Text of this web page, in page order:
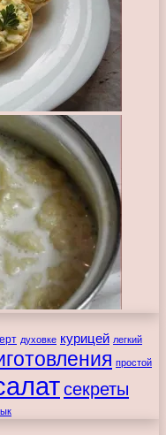
духовке курицей легкий
простой
секреты